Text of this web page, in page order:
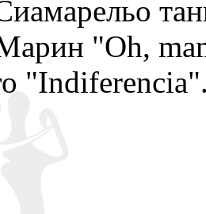
"Oh,